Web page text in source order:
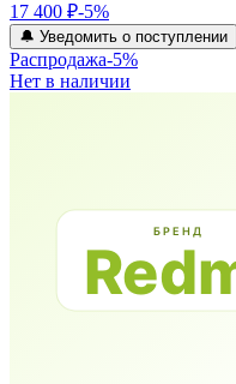
17 400 ₽-5%
🔔 Уведомить о поступлении
Распродажа-5%
Нет в наличии